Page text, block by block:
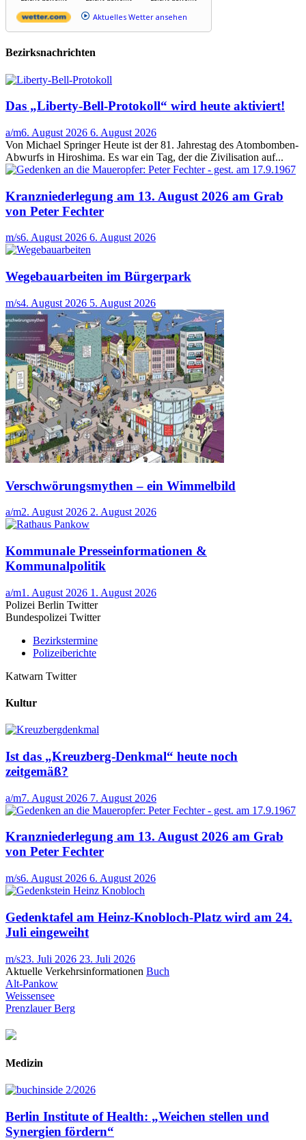
Aktuelles Wetter ansehen
Bezirksnachrichten
Das „Liberty-Bell-Protokoll“ wird heute aktiviert!
a/m6. August 2026 6. August 2026
Von Michael Springer Heute ist der 81. Jahrestag des Atombomben-
Abwurfs in Hiroshima. Es war ein Tag, der die Zivilisation auf...
Kranzniederlegung am 13. August 2026 am Grab
von Peter Fechter
m/s6. August 2026 6. August 2026
Wegebauarbeiten im Bürgerpark
m/s4. August 2026 5. August 2026
Verschwörungsmythen – ein Wimmelbild
a/m2. August 2026 2. August 2026
Kommunale Presseinformationen &
Kommunalpolitik
a/m1. August 2026 1. August 2026
Polizei Berlin Twitter
Bundespolizei Twitter
Bezirkstermine
Polizeiberichte
Katwarn Twitter
Kultur
Ist das „Kreuzberg-Denkmal“ heute noch
zeitgemäß?
a/m7. August 2026 7. August 2026
Kranzniederlegung am 13. August 2026 am Grab
von Peter Fechter
m/s6. August 2026 6. August 2026
Gedenktafel am Heinz-Knobloch-Platz wird am 24.
Juli eingeweiht
m/s23. Juli 2026 23. Juli 2026
Aktuelle Verkehrsinformationen Buch
Alt-Pankow
Weissensee
Prenzlauer Berg
Medizin
Berlin Institute of Health: „Weichen stellen und
Synergien fördern“